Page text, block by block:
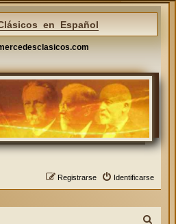
en Español
Identificarse
Registrarse